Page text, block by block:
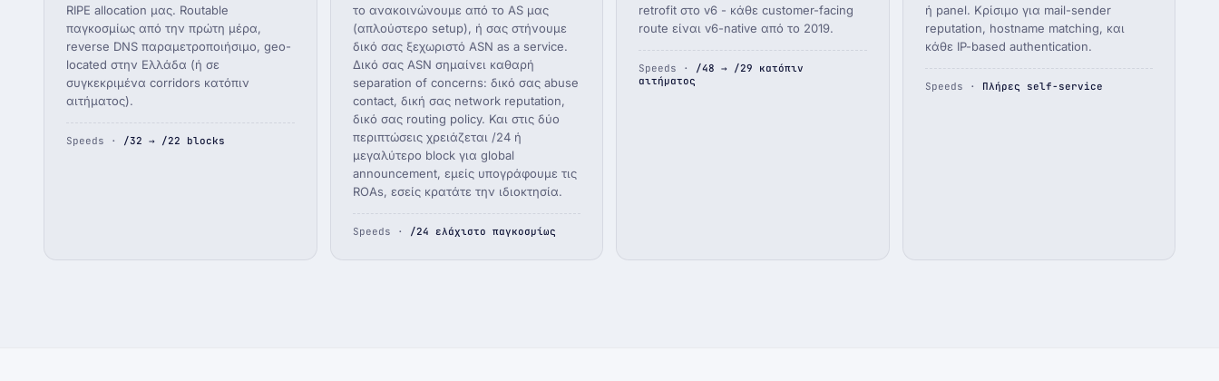
RIPE allocation μας. Routable
παγκοσμίως από την πρώτη μέρα,
reverse DNS παραμετροποιήσιμο, geo-
located στην Ελλάδα (ή σε
συγκεκριμένα corridors κατόπιν
αιτήματος).
Speeds · /32 → /22 blocks
το ανακοινώνουμε από το AS μας
(απλούστερο setup), ή σας στήνουμε
δικό σας ξεχωριστό ASN as a service.
Δικό σας ASN σημαίνει καθαρή
separation of concerns: δικό σας abuse
contact, δική σας network reputation,
δικό σας routing policy. Και στις δύο
περιπτώσεις χρειάζεται /24 ή
μεγαλύτερο block για global
announcement, εμείς υπογράφουμε τις
ROAs, εσείς κρατάτε την ιδιοκτησία.
Speeds · /24 ελάχιστο παγκοσμίως
retrofit στο v6 - κάθε customer-facing
route είναι v6-native από το 2019.
Speeds · /48 → /29 κατόπιν
αιτήματος
ή panel. Κρίσιμο για mail-sender
reputation, hostname matching, και
κάθε IP-based authentication.
Speeds · Πλήρες self-service